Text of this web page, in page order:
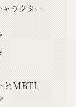
ラクター
とMBTI